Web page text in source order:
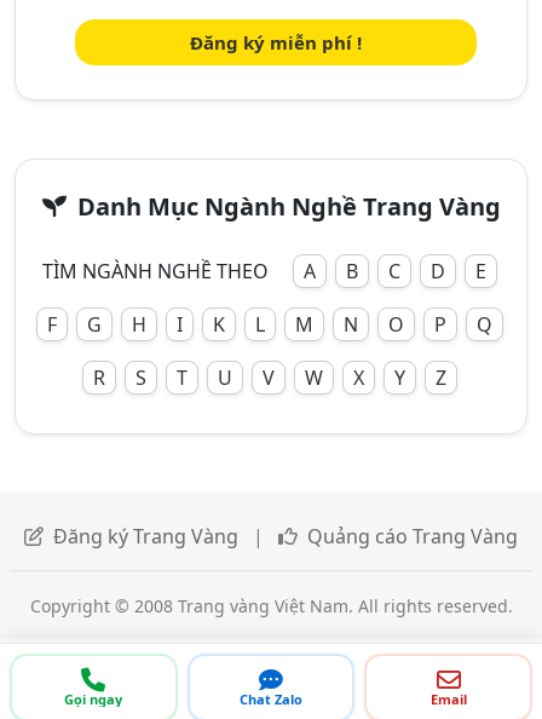
Gọi ngay Chat Zalo Email
Đăng ký miễn phí !
Danh Mục Ngành Nghề Trang Vàng
TÌM NGÀNH NGHỀ THEO A B C D
E
F
G H I K L M N O P
Q
R
S T U V W X Y Z
Đăng ký Trang Vàng | Quảng cáo Trang Vàng
Copyright © 2008 Trang vàng Việt Nam. All rights reserved.